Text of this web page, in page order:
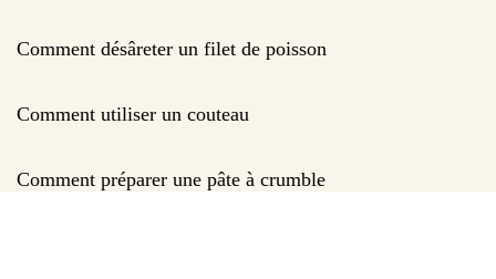
Comment désâreter un filet de poisson
Comment utiliser un couteau
Comment préparer une pâte à crumble